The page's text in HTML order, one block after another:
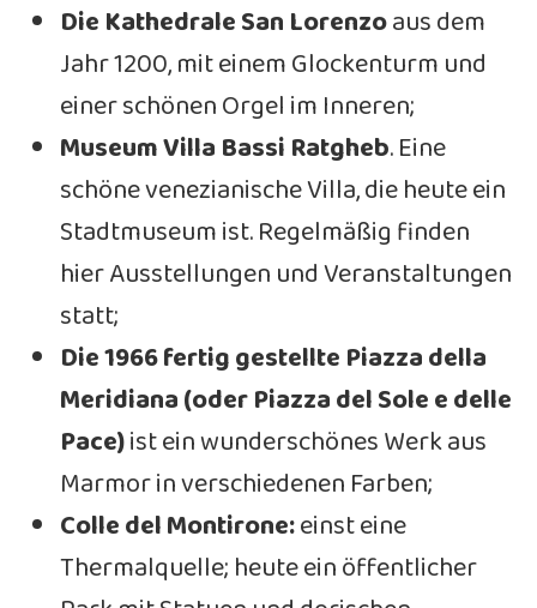
Die Kathedrale San Lorenzoaus dem
Jahr 1200, mit einem Glockenturm und
einer schönen Orgel im Inneren;
Museum Villa Bassi Ratgheb. Eine
schöne venezianische Villa, die heute ein
Stadtmuseum ist. Regelmäßig finden
hier Ausstellungen und Veranstaltungen
statt;
Die 1966 fertig gestellte Piazza della
Meridiana (oder Piazza del Sole e delle
Pace)ist ein wunderschönes Werk aus
Marmor in verschiedenen Farben;
Colle del Montirone:einst eine
Thermalquelle; heute ein öffentlicher